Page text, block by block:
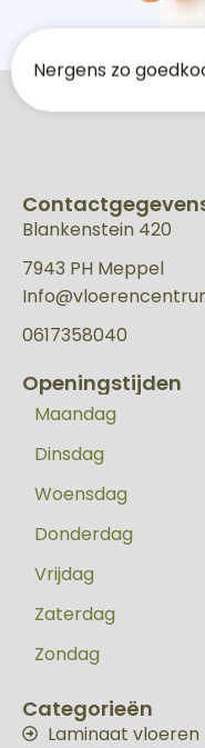
Nergens zo goedko
Blankenstein 420
7943 PH Meppel
0617358040
Openingstijden
Maandag
Dinsdag
Woensdag
Donderdag
Vrijdag
Zaterdag
Zondag
Categorieën
Laminaat vloeren